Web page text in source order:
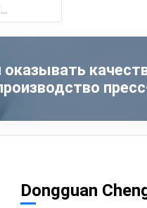
Dongguan